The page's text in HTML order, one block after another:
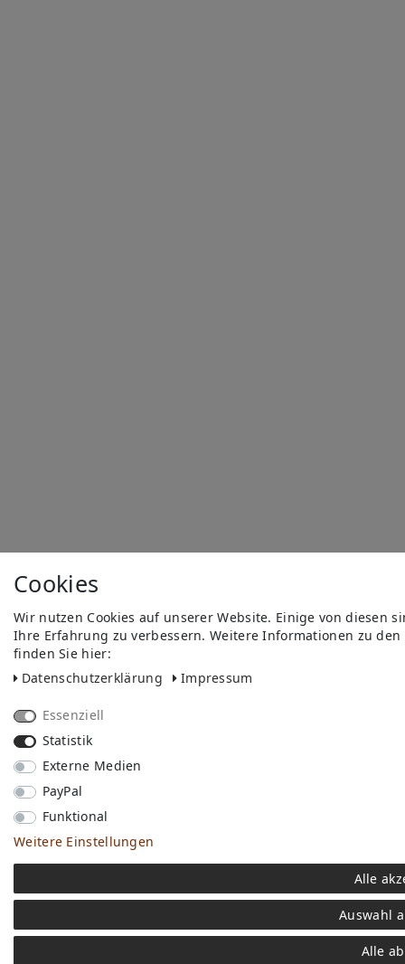
Cookies
Wir nutzen Cookies auf unserer Website. Einige von diesen
Ihre Erfahrung zu verbessern. Weitere Informationen zu
finden Sie hier:
Daten­schutz­erklärung
Impressum
Essenziell
Statistik
Externe Medien
PayPal
Funktional
Weitere Einstellungen
Alle
Auswahl
Alle